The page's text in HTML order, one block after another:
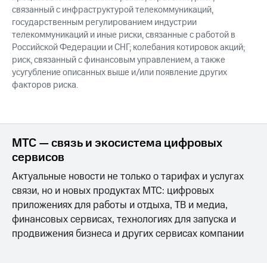
связанный с инфраструктурой телекоммуникаций,
государственным регулированием индустрии
телекоммуникаций и иные риски, связанные с работой в
Российской Федерации и СНГ; колебания котировок акций;
риск, связанный с финансовым управлением, а также
усугубление описанных выше и/или появление других
факторов риска.
МТС — связь и экосистема цифровых
сервисов
Актуальные новости не только о тарифах и услугах
связи, но и новых продуктах МТС: цифровых
приложениях для работы и отдыха, ТВ и медиа,
финансовых сервисах, технологиях для запуска и
продвижения бизнеса и других сервисах компании